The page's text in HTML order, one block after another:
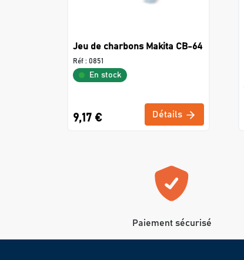
Jeu de charbons Makita CB-64
Réf : 0851
En stock
9,17 € Détails
Paiement sécurisé